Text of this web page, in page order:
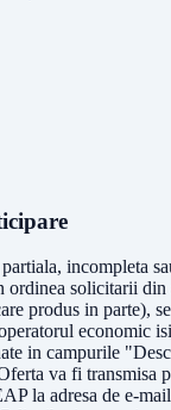
incompleta
ordinea solicitarii
produs in parte),
economic
in campurile
va fi transmisa
la adresa de e-mail